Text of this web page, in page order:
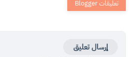
إرسال تعليق